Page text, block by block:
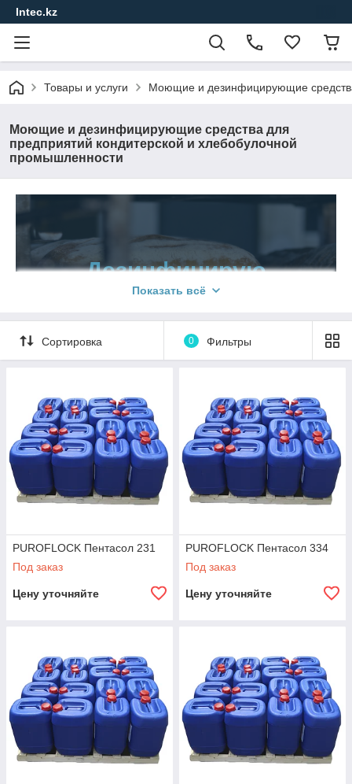
Intec.kz
Товары и услуги Моющие и дезинфицирующие
Моющие и дезинфицирующие средства для
предприятий кондитерской и хлебобулочной
промышленности
Дезинфицирую
щие и моющие
средства для
предприятий
хлебобулочной
промышленнос
ти
Компания Intec.kz предлагает
кондитерской и хлебобулочной
промышленности — моющие и
дезинфицирующие средства торговой
марки PUROFLOCK. Эти средства
продуктов питания.
Показать всё
Сортировка 0 Фильтры
PUROFLOCK Пентасол 231
Под заказ
Цену уточняйте
PUROFLOCK Пентасол 334
Под заказ
Цену уточняйте